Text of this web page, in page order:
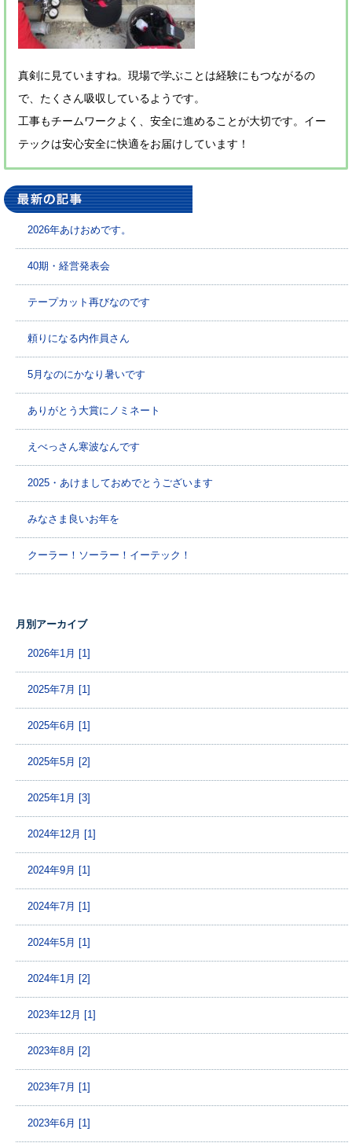
真剣に見ていますね。現場で学ぶことは経験にもつながるの
で、たくさん吸収しているようです。
工事もチームワークよく、安全に進めることが大切です。イー
テックは安心安全に快適をお届けしています！
2026年あけおめです。
40期・経営発表会
テープカット再びなのです
頼りになる内作員さん
5月なのにかなり暑いです
ありがとう大賞にノミネート
えべっさん寒波なんです
2025・あけましておめでとうございます
みなさま良いお年を
クーラー！ソーラー！イーテック！
月別アーカイブ
2026年1月 [1]
2025年7月 [1]
2025年6月 [1]
2025年5月 [2]
2025年1月 [3]
2024年12月 [1]
2024年9月 [1]
2024年7月 [1]
2024年5月 [1]
2024年1月 [2]
2023年12月 [1]
2023年8月 [2]
2023年7月 [1]
2023年6月 [1]